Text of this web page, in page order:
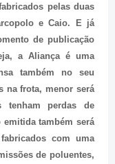
pelas duas
e Caio. E já
de publicação
a Aliança é uma
também no seu
na frota, menor será
tenham perdas de
também será
com uma
de poluentes,